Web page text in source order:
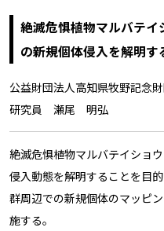
絶滅危惧植物マルバテ
の新規個体侵入を解明す
公益財団法人高知県牧野記念
研究員 瀬尾 明弘
絶滅危惧植物マルバテイショ
侵入動態を解明することを目
群周辺での新規個体のマッピ
施する。